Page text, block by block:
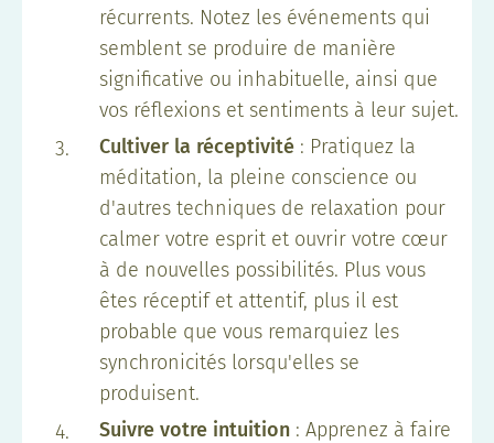
récurrents. Notez les événements qui
semblent se produire de manière
significative ou inhabituelle, ainsi que
vos réflexions et sentiments à leur sujet.
Cultiver la réceptivité : Pratiquez la
méditation, la pleine conscience ou
d'autres techniques de relaxation pour
calmer votre esprit et ouvrir votre cœur
à de nouvelles possibilités. Plus vous
êtes réceptif et attentif, plus il est
probable que vous remarquiez les
synchronicités lorsqu'elles se
produisent.
Suivre votre intuition : Apprenez à faire